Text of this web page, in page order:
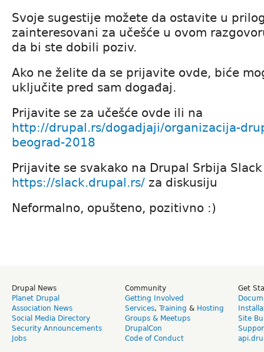
Svoje sugestije možete da ostavite u
zainteresovani za učešće u ovom
da bi ste dobili poziv.
Ako ne želite da se prijavite ovde, biće
uključite pred sam događaj.
Prijavite se za učešće ovde ili na
http://drupal.rs/dogadjaji/organizacija-
beograd-2018
Prijavite se svakako na Drupal Srbija
https://slack.drupal.rs/ za diskusiju
Neformalno, opušteno, pozitivno :)
Drupal News
Planet Drupal
Association News
Social Media Directory
Security Announcements
Jobs
Community
Getting Involved
Services, Training & Hosting
Groups & Meetups
DrupalCon
Code of Conduct
Get
Site